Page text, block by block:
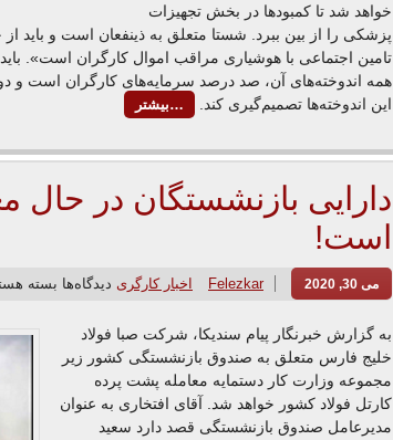
خواهد شد تا کمبودها در بخش تجهیزات
پزشکی را از بین ببرد. شستا متعلق به ذینفعان است و باید
تامین اجتماعی با هوشیاری مراقب اموال کارگران است».
همه اندوخته‌های آن، صد درصد سرمایه‌های کارگران است و
این اندوخته‌ها تصمیم‌گیری کند.
…بیشتر
دارایی بازنشستگان در حال
است!
می 30, 2020 Felezkar اخبار کارگری دیدگاه‌ها بسته
به گزارش خبرنگار پیام سندیکا، شرکت صبا فولاد
خلیج فارس متعلق به صندوق بازنشستگی کشور زیر
مجموعه وزارت کار دستمایه معامله پشت پرده
کارتل فولاد کشور خواهد شد. آقای افتخاری به عنوان
مدیرعامل صندوق بازنشستگی قصد دارد سعید